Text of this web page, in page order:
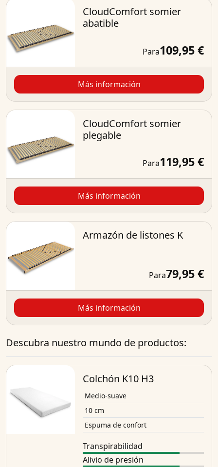
CloudComfort somier
abatible
Para109,95 €
Más información
CloudComfort somier
plegable
Para119,95 €
Más información
Armazón de listones K
Para79,95 €
Más información
Descubra nuestro mundo de productos:
Colchón K10 H3
Medio-suave
10 cm
Espuma de confort
Transpirabilidad
Alivio de presión